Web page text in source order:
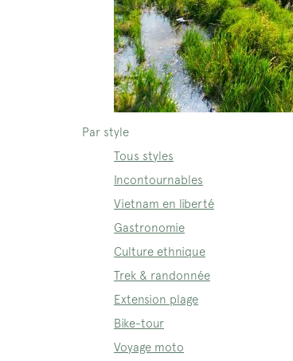
Par style
Tous styles
Incontournables
Vietnam en liberté
Gastronomie
Culture ethnique
Trek & randonnée
Extension plage
Bike-tour
Voyage moto